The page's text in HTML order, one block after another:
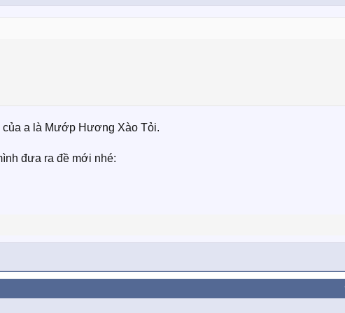
a là Mướp Hương Xào Tỏi.
đưa ra đề mới nhé: